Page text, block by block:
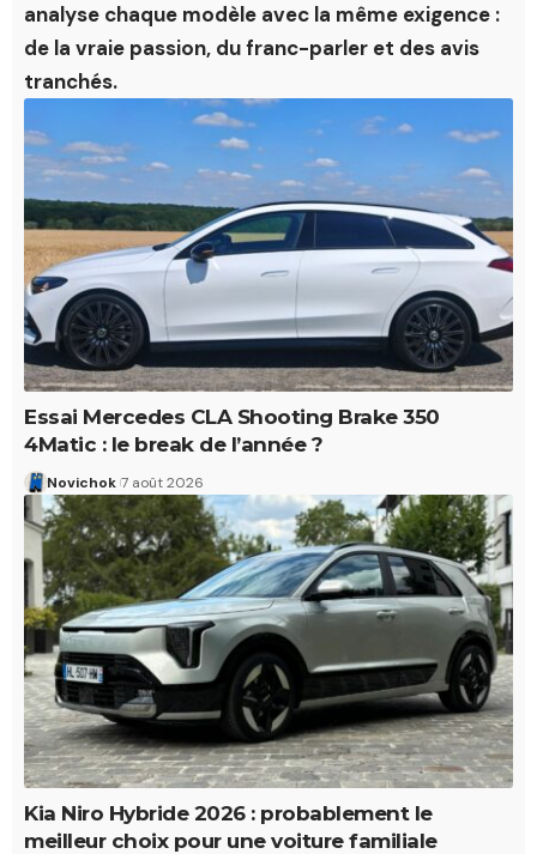
analyse chaque modèle avec la même exigence :
de la vraie passion, du franc-parler et des avis
tranchés.
Essai Mercedes CLA Shooting Brake 350
4Matic : le break de l’année ?
Novichok 7 août 2026
Kia Niro Hybride 2026 : probablement le
meilleur choix pour une voiture familiale